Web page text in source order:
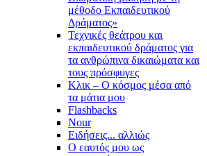
μέθοδο Εκπαιδευτικού
Δράματος»
Τεχνικές θεάτρου και
εκπαιδευτικού δράματος για
τα ανθρώπινα δικαιώματα και
τους πρόσφυγες
Κλικ – Ο κόσμος μέσα από
τα μάτια μου
Flashbacks
Nour
Ειδήσεις... αλλιώς
Ο εαυτός μου ως